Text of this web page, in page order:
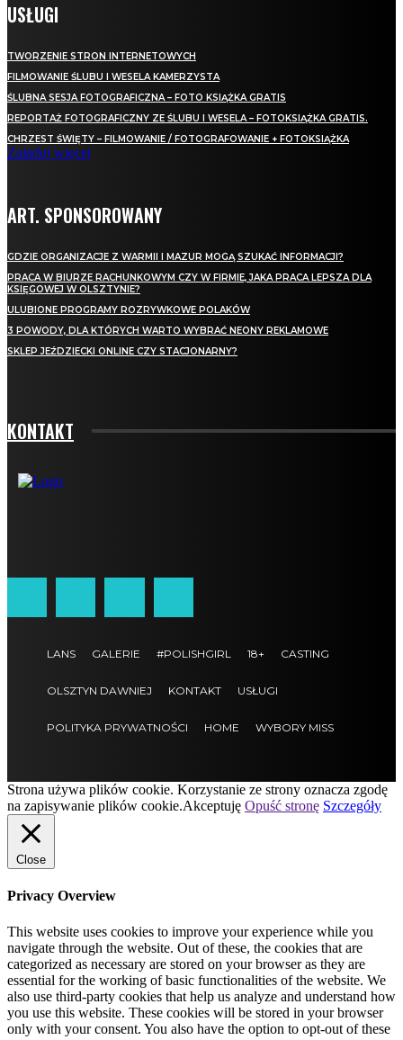
USŁUGI
TWORZENIE STRON INTERNETOWYCH
FILMOWANIE ŚLUBU I WESELA KAMERZYSTA
ŚLUBNA SESJA FOTOGRAFICZNA – FOTO KSIĄŻKA GRATIS
REPORTAŻ FOTOGRAFICZNY ZE ŚLUBU I WESELA – FOTOKSIĄŻKA GRATIS.
CHRZEST ŚWIĘTY – FILMOWANIE / FOTOGRAFOWANIE + FOTOKSIĄŻKA
Załaduj więcej
ART. SPONSOROWANY
GDZIE ORGANIZACJE Z WARMII I MAZUR MOGĄ SZUKAĆ INFORMACJI?
PRACA W BIURZE RACHUNKOWYM CZY W FIRMIE, JAKA PRACA LEPSZA DLA
KSIĘGOWEJ W OLSZTYNIE?
ULUBIONE PROGRAMY ROZRYWKOWE POLAKÓW
3 POWODY, DLA KTÓRYCH WARTO WYBRAĆ NEONY REKLAMOWE
SKLEP JEŹDZIECKI ONLINE CZY STACJONARNY?
KONTAKT
LANS GALERIE #POLISHGIRL 18+ CASTING
OLSZTYN DAWNIEJ KONTAKT USŁUGI
POLITYKA PRYWATNOŚCI HOME WYBORY MISS
Strona używa plików cookie. Korzystanie ze strony oznacza zgodę
na zapisywanie plików cookie.Akceptuję Opuść stronę Szczegóły
Close
Privacy Overview
This website uses cookies to improve your experience while you
navigate through the website. Out of these, the cookies that are
categorized as necessary are stored on your browser as they are
essential for the working of basic functionalities of the website. We
also use third-party cookies that help us analyze and understand how
you use this website. These cookies will be stored in your browser
only with your consent. You also have the option to opt-out of these